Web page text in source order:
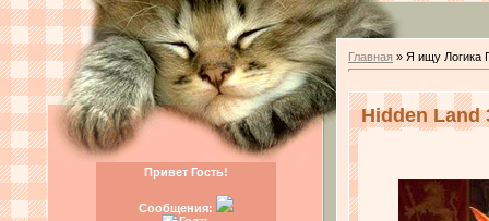
Привет Гость!
Сообщения:
Главная » Я ищу Логика
Hidden Land